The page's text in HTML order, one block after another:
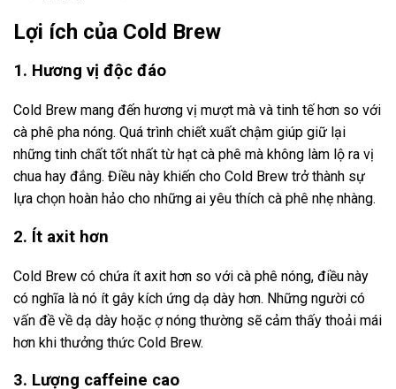
Lợi ích của Cold Brew
1. Hương vị độc đáo
Cold Brew mang đến hương vị mượt mà và tinh tế hơn so với
cà phê pha nóng. Quá trình chiết xuất chậm giúp giữ lại
những tinh chất tốt nhất từ hạt cà phê mà không làm lộ ra vị
chua hay đắng. Điều này khiến cho Cold Brew trở thành sự
lựa chọn hoàn hảo cho những ai yêu thích cà phê nhẹ nhàng.
2. Ít axit hơn
Cold Brew có chứa ít axit hơn so với cà phê nóng, điều này
có nghĩa là nó ít gây kích ứng dạ dày hơn. Những người có
vấn đề về dạ dày hoặc ợ nóng thường sẽ cảm thấy thoải mái
hơn khi thưởng thức Cold Brew.
3. Lượng caffeine cao